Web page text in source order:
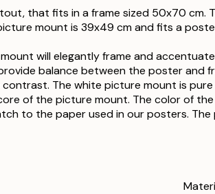
that fits in a frame sized 50x70 cm.
mount is 39x49 cm and fits a
will elegantly frame and
balance between the poster and
The white picture mount is
of the picture mount. The color of
to the paper used in our posters. The